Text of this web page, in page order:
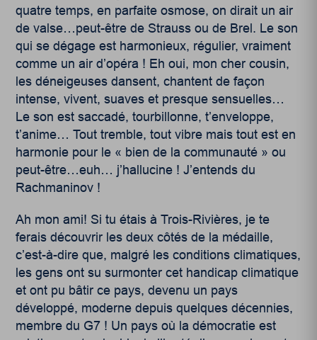
quatre temps, en parfaite osmose, on dirait un air
de valse…peut-être de Strauss ou de Brel. Le son
qui se dégage est harmonieux, régulier, vraiment
comme un air d’opéra ! Eh oui, mon cher cousin,
les déneigeuses dansent, chantent de façon
intense, vivent, suaves et presque sensuelles…
Le son est saccadé, tourbillonne, t’enveloppe,
t’anime… Tout tremble, tout vibre mais tout est en
harmonie pour le « bien de la communauté » ou
peut-être…euh… j’hallucine ! J’entends du
Rachmaninov !
Ah mon ami! Si tu étais à Trois-Rivières, je te
ferais découvrir les deux côtés de la médaille,
c’est-à-dire que, malgré les conditions climatiques,
les gens ont su surmonter cet handicap climatique
et ont pu bâtir ce pays, devenu un pays
développé, moderne depuis quelques décennies,
membre du G7 ! Un pays où la démocratie est